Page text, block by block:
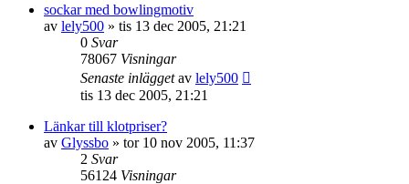
sockar med bowlingmotiv
av lely500 » tis 13 dec 2005, 21:21
0 Svar
78067 Visningar
Senaste inläggetav lely500
tis 13 dec 2005, 21:21
Länkar till klotpriser?
av Glyssbo » tor 10 nov 2005, 11:37
2 Svar
56124 Visningar